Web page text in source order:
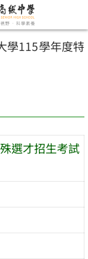
學115學年度特
選才招生考試